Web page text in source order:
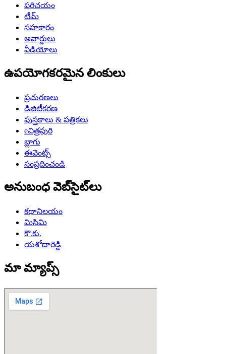
పరిచయం
టీమ్
సహకారం
అవార్డులు
వీడియోలు
ఉపయోగకరమైన లింకులు
ప్రచురణలు
డిజిటీకరణ
పుస్తకాలు & పత్రికలు
eచిత్రపురి
బ్లాగు
ఈవెంట్స్
సంప్రదించండి
అనుబంధ వెబ్‌సైట్‌లు
కథానిలయం
మిసిమి
కొ.కు.
యశోదారెడ్డి
మా మ్యాప్స్